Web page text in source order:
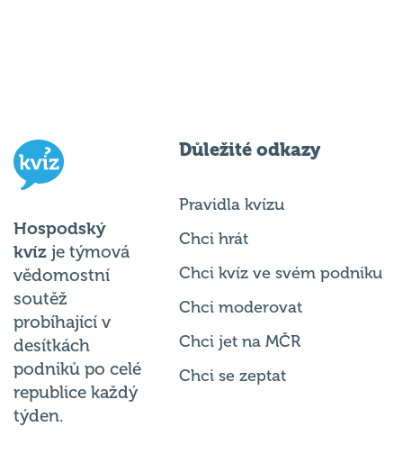
Hospodský
kvíz je týmová
vědomostní
soutěž
probíhající v
desítkách
podniků po celé
republice každý
týden.
Důležité odkazy
Pravidla kvízu
Chci hrát
Chci kvíz ve svém podniku
Chci moderovat
Chci jet na MČR
Chci se zeptat